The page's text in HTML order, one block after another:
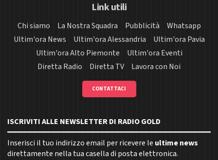
Link utili
Chi siamo La Nostra Squadra Pubblicità
Whatsapp
Ultim'ora News
Ultim'ora Alessandria
Ultim'ora Pavia
Ultim'ora Alto Piemonte
Ultim'ora Eventi
Diretta Radio
Diretta TV Lavora con Noi
CONTATTACI
ISCRIVITI ALLE NEWSLETTER DI RADIO GOLD
Inserisci il tuo indirizzo email per ricevere le ultime news
direttamente nella tua casella di posta elettronica.